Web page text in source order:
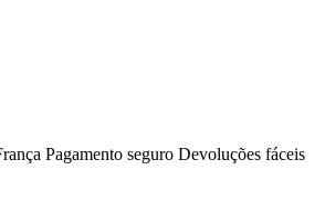
Pagamento seguro Devoluções fáceis